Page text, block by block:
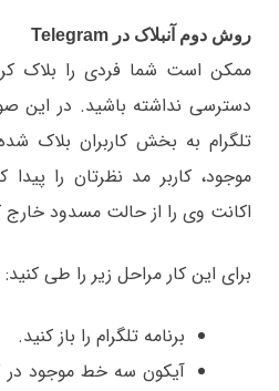
روش دوم آنبلاک در Telegram
ممکن است شما فردی را بلاک
دسترسی نداشته باشید. در این
تلگرام به بخش کاربران بلاک
موجود، کاربر مد نظرتان را پیدا
اکانت وی را از حالت مسدود خارج
برای این کار مراحل زیر را طی کنید:
برنامه تلگرام را باز کنید.
آیکون سه خط موجود